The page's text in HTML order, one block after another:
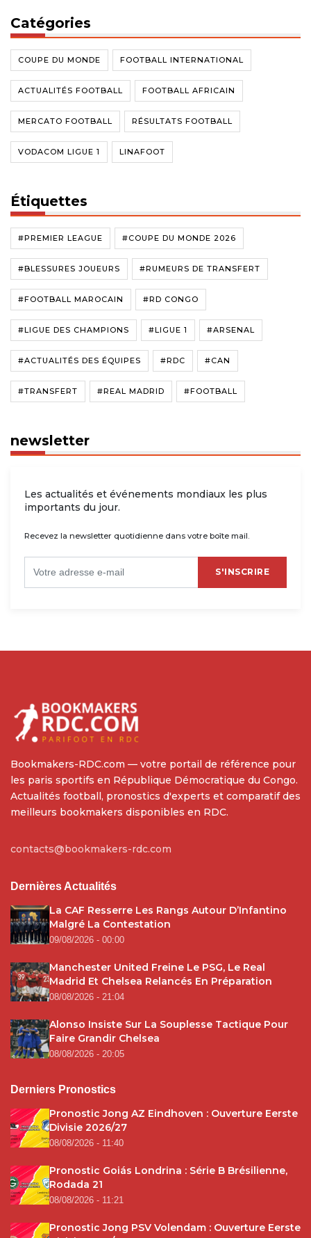
Catégories
COUPE DU MONDE FOOTBALL INTERNATIONAL
ACTUALITÉS FOOTBALL FOOTBALL AFRICAIN
MERCATO FOOTBALL RÉSULTATS FOOTBALL
VODACOM LIGUE 1 LINAFOOT
Étiquettes
#PREMIER LEAGUE #COUPE DU MONDE 2026
#BLESSURES JOUEURS #RUMEURS DE TRANSFERT
#FOOTBALL MAROCAIN #RD CONGO
#LIGUE DES CHAMPIONS #LIGUE 1 #ARSENAL
#ACTUALITÉS DES ÉQUIPES #RDC #CAN
#TRANSFERT #REAL MADRID #FOOTBALL
newsletter
Les actualités et événements mondiaux les plus
importants du jour.
Recevez la newsletter quotidienne dans votre boîte mail.
S'INSCRIRE
Bookmakers-RDC.com — votre portail de référence pour
les paris sportifs en République Démocratique du Congo.
Actualités football, pronostics d'experts et comparatif des
meilleurs bookmakers disponibles en RDC.
contacts@bookmakers-rdc.com
Dernières Actualités
La CAF Resserre Les Rangs Autour D’Infantino
Malgré La Contestation
09/08/2026 - 00:00
Manchester United Freine Le PSG, Le Real
Madrid Et Chelsea Relancés En Préparation
08/08/2026 - 21:04
Alonso Insiste Sur La Souplesse Tactique Pour
Faire Grandir Chelsea
08/08/2026 - 20:05
Derniers Pronostics
Pronostic Jong AZ Eindhoven : Ouverture Eerste
Divisie 2026/27
08/08/2026 - 11:40
Pronostic Goiás Londrina : Série B Brésilienne,
Rodada 21
08/08/2026 - 11:21
Pronostic Jong PSV Volendam : Ouverture Eerste